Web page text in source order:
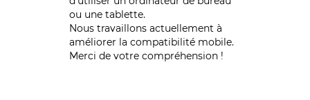
ou une tablette.
Nous travaillons actuellement à
améliorer la compatibilité mobile.
Merci de votre compréhension !